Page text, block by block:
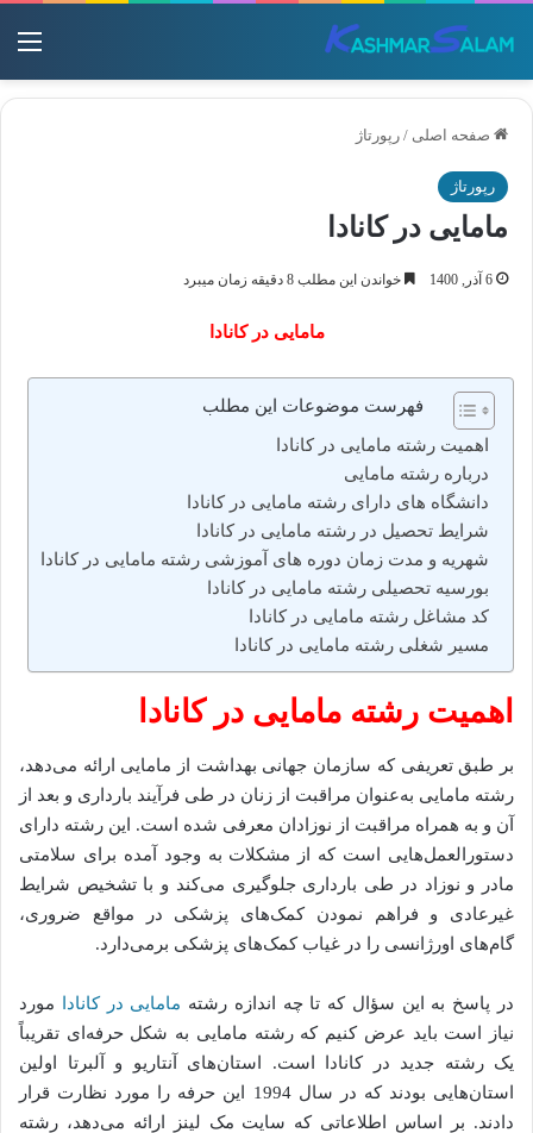
صفحه اصلی / رپورتاژ
رپورتاژ
مامایی در کانادا
6 آذر, 1400 خواندن این مطلب 8 دقیقه زمان میبرد
مامایی در کانادا
فهرست موضوعات این مطلب
اهمیت رشته مامایی در کانادا
درباره رشته مامایی
دانشگاه های دارای رشته مامایی در کانادا
شرایط تحصیل در رشته مامایی در کانادا
شهریه و مدت زمان دوره های آموزشی رشته مامایی در کانادا
بورسیه تحصیلی رشته مامایی در کانادا
کد مشاغل رشته مامایی در کانادا
مسیر شغلی رشته مامایی در کانادا
اهمیت رشته مامایی در کانادا
بر طبق تعریفی که سازمان جهانی بهداشت از مامایی ارائه می‌دهد،
رشته مامایی به‌عنوان مراقبت از زنان در طی فرآیند بارداری و بعد از
آن و به همراه مراقبت از نوزادان معرفی ‌شده است. این رشته دارای
دستورالعمل‌هایی است که از مشکلات به وجود آمده برای سلامتی
مادر و نوزاد در طی بارداری جلوگیری می‌کند و با تشخیص شرایط
غیرعادی و فراهم نمودن کمک‌های پزشکی در مواقع ضروری،
گام‌های اورژانسی را در غیاب کمک‌های پزشکی برمی‌دارد.
در پاسخ به این سؤال که تا چه اندازه رشته مامایی در کانادا
مورد
نیاز است باید عرض کنیم که رشته مامایی به شکل حرفه‌ای تقریباً
یک رشته جدید در کانادا است. استان‌های آنتاریو و آلبرتا اولین
استان‌هایی بودند که در سال 1994 این حرفه را مورد نظارت قرار
دادند. بر اساس اطلاعاتی که سایت مک لینز ارائه می‌دهد، رشته